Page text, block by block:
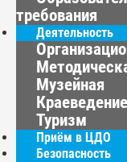
требования
Деятельность
Музейная
Краеведение
Туризм
Приём в ЦДО
Безопасность